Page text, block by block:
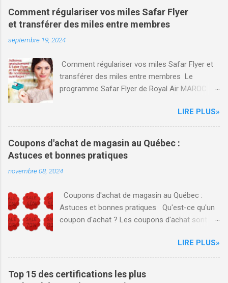
Comment régulariser vos miles Safar Flyer
et transférer des miles entre membres
septembre 19, 2024
Comment régulariser vos miles Safar Flyer et
transférer des miles entre membres Le
programme Safar Flyer de Royal Air MAROC
familles souhaitant maximiser leurs voyages.
Voici un aperçu des fonctionnalités de Safar
Flyer Famille, ainsi que des conseils sur la
régularisation, le transfert des miles et
l'enregistrement de vols manquants. Safar Flyer
Family Safar Flyer permet aux familles de
de façon individuel et après regrouper les miles
en créant un compte famille, ce qui facilite
l'accumulation de miles. Chaque membre peut
permettant d’atteindre plus rapidement des
récompenses. Pour inscrire vos proches :
Inscription : Chaque membre de la famille doit
LIRE PLUS»
Coupons d'achat de magasin au Québec :
Astuces et bonnes pratiques
novembre 08, 2024
Coupons d'achat de magasin au Québec :
Astuces et bonnes pratiques Qu'est-ce qu'un
coupon d'achat ? Les coupons d'achat sont
consommateurs d'obtenir des prix avantageux
sur leurs achats dans divers magasins. Au
Québec, ces coupons sont devenus un outil
incontournable pour les consommateurs
LIRE PLUS»
Top 15 des certifications les plus